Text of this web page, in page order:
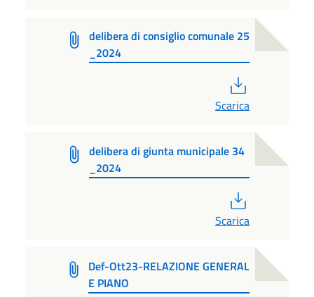
delibera di consiglio comunale 25
_2024
Scarica
delibera di giunta municipale 34
_2024
Scarica
Def-Ott23-RELAZIONE GENERAL
E PIANO